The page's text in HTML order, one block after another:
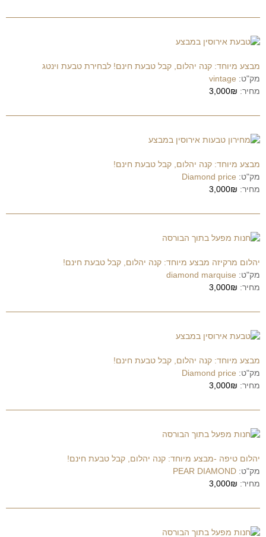
מבצע מיוחד: קנה יהלום, קבל טבעת חינם! לבחירת טבעת וינטג
מק"ט: vintage
מחיר: 3,000₪
מבצע מיוחד: קנה יהלום, קבל טבעת חינם!
מק"ט: Diamond price
מחיר: 3,000₪
יהלום מרקיזה מבצע מיוחד: קנה יהלום, קבל טבעת חינם!
מק"ט: diamond marquise
מחיר: 3,000₪
מבצע מיוחד: קנה יהלום, קבל טבעת חינם!
מק"ט: Diamond price
מחיר: 3,000₪
יהלום טיפה -מבצע מיוחד: קנה יהלום, קבל טבעת חינם!
מק"ט: PEAR DIAMOND
מחיר: 3,000₪